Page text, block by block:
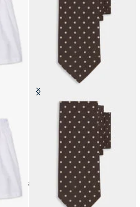
Krawatte aus Seide mit
Punktmuster
148